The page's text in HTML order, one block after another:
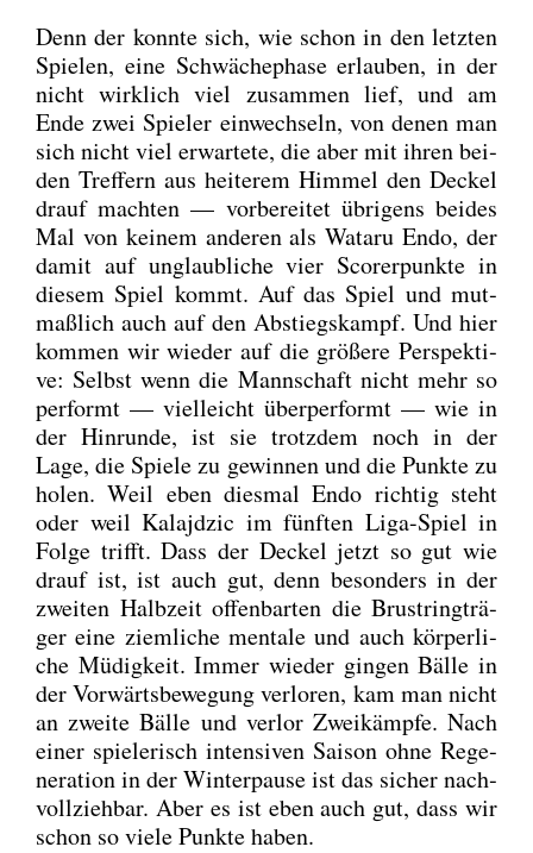
Denn der konn­te sich, wie schon in den letz­ten
Spie­len, eine Schwä­che­pha­se erlau­ben, in der
nicht wirk­lich viel zusam­men lief, und am
Ende zwei Spie­ler ein­wech­seln, von denen man
sich nicht viel erwar­te­te, die aber mit ihren bei­
den Tref­fern aus hei­te­rem Him­mel den Deckel
drauf mach­ten — vor­be­rei­tet übri­gens bei­des
Mal von kei­nem ande­ren als Wata­ru Endo, der
damit auf unglaub­li­che vier Scor­er­punk­te in
die­sem Spiel kommt. Auf das Spiel und mut­
maß­lich auch auf den Abstiegs­kampf. Und hier
kom­men wir wie­der auf die grö­ße­re Per­spek­ti­
ve: Selbst wenn die Mann­schaft nicht mehr so
per­formt — viel­leicht über­per­formt — wie in
der Hin­run­de, ist sie trotz­dem noch in der
Lage, die Spie­le zu gewin­nen und die Punk­te zu
holen. Weil eben dies­mal Endo rich­tig steht
oder weil Kalajd­zic im fünf­ten Liga-Spiel in
Fol­ge trifft. Dass der Deckel jetzt so gut wie
drauf ist, ist auch gut, denn beson­ders in der
zwei­ten Halb­zeit offen­bar­ten die Brust­ring­trä­
ger eine ziem­li­che men­ta­le und auch kör­per­li­
che Müdig­keit. Immer wie­der gin­gen Bäl­le in
der Vor­wärts­be­we­gung ver­lo­ren, kam man nicht
an zwei­te Bäl­le und ver­lor Zwei­kämp­fe. Nach
einer spie­le­risch inten­si­ven Sai­son ohne Rege­
ne­ra­ti­on in der Win­ter­pau­se ist das sicher nach­
voll­zieh­bar. Aber es ist eben auch gut, dass wir
schon so vie­le Punk­te haben.